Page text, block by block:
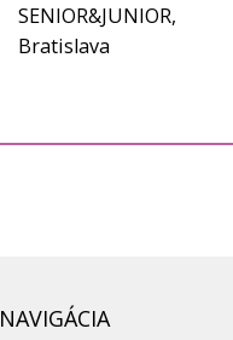
SENIOR&JUNIOR,
Bratislava
NAVIGÁCIA